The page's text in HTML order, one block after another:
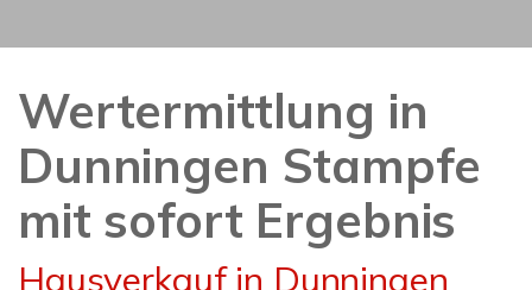
Wertermittlung in
Dunningen Stampfe
mit sofort Ergebnis
Hausverkauf in Dunningen